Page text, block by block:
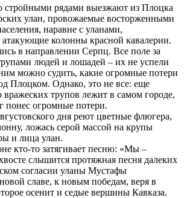
стройными рядами выезжают из Плоцка
улан, провожаемые восторженными
наравне с уланами,
колонны красной кавалерии.
в направлении Серпц. Все поле за
людей и лошадей – их не успели
можно судить, какие огромные потери
Плоцком. Однако, это не все: еще
вражеских трупов лежит в самом городе,
понес огромные потери.
дня реют цветные флюгера,
ложась серой массой на крупы
и лица улан.
кто-то затягивает песню: «Мы –
слышится протяжная песня далеких
согласии уланы Мустафы
славе, к новым победам, веря в
осенит и седые вершины Кавказа.